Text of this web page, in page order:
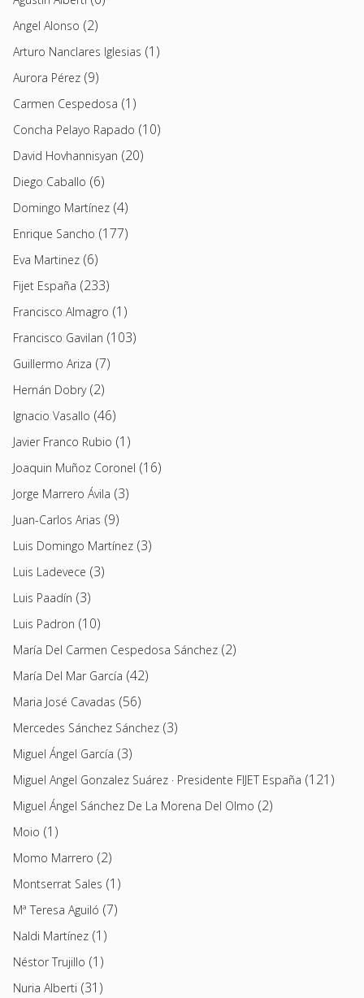
Angel Alonso (2)
Arturo Nanclares Iglesias (1)
Aurora Pérez (9)
Carmen Cespedosa (1)
Concha Pelayo Rapado (10)
David Hovhannisyan (20)
Diego Caballo (6)
Domingo Martínez (4)
Enrique Sancho (177)
Eva Martinez (6)
Fijet España (233)
Francisco Almagro (1)
Francisco Gavilan (103)
Guillermo Ariza (7)
Hernán Dobry(2)
Ignacio Vasallo (46)
Javier Franco Rubio (1)
Joaquin Muñoz Coronel (16)
Jorge Marrero Ávila (3)
Juan-Carlos Arias (9)
Luis Domingo Martínez (3)
Luis Ladevece (3)
Luis Paadín (3)
Luis Padron (10)
María Del Carmen Cespedosa Sánchez (2)
María Del Mar García (42)
Maria José Cavadas (56)
Mercedes Sánchez Sánchez (3)
Miguel Ángel García (3)
Miguel Angel Gonzalez Suárez · Presidente FIJET España (121)
Miguel Ángel Sánchez De La Morena Del Olmo (2)
Moio (1)
Momo Marrero (2)
Montserrat Sales (1)
Mª Teresa Aguiló (7)
Naldi Martínez (1)
Néstor Trujillo (1)
Nuria Alberti (31)